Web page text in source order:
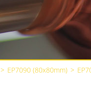
> EP7090 (80x80mm) >